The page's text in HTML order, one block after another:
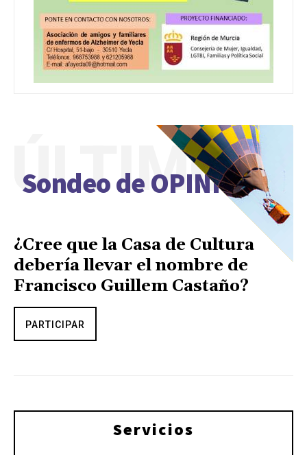
Sondeo de OPINIÓN
ÚLTIMO
¿Cree que la Casa de Cultura
debería llevar el nombre de
Francisco Guillem Castaño?
PARTICIPAR
Servicios